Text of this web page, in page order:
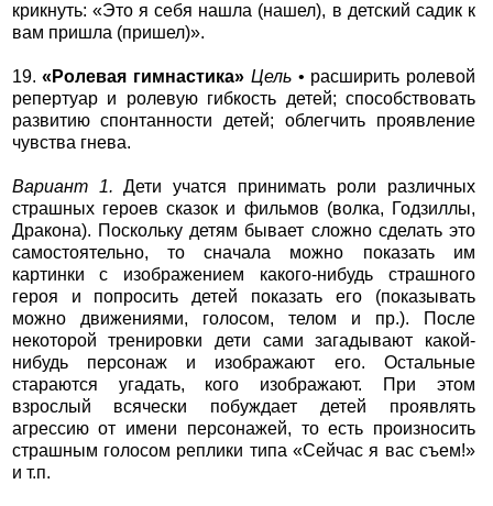
крикнуть: «Это я себя нашла (нашел), в детский садик к
вам пришла (пришел)».
19.«Ролевая гимнастика» Цель• расширить ролевой
репертуар и ролевую гибкость детей; способствовать
развитию спонтанности детей; облегчить проявление
чувства гнева.
Вариант 1. Дети учатся принимать роли различных
страшных героев сказок и фильмов (волка, Годзиллы,
Дракона). Поскольку детям бывает сложно сделать это
самостоятельно, то сначала можно показать им
картинки с изображением какого-нибудь страшного
героя и попросить детей показать его (показывать
можно движениями, голосом, телом и пр.). После
некоторой тренировки дети сами загадывают какой-
нибудь персонаж и изображают его. Остальные
стараются угадать, кого изображают. При этом
взрослый всячески побуждает детей проявлять
агрессию от имени персонажей, то есть произносить
страшным голосом реплики типа «Сейчас я вас съем!»
и т.п.